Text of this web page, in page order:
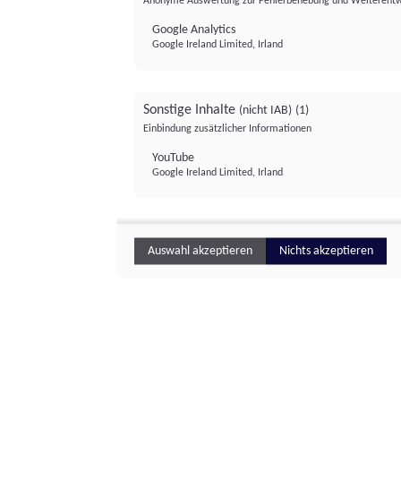
Google Analytics
Google Ireland Limited, Irland
Sonstige Inhalte (nicht IAB) (1)
Einbindung zusätzlicher Informationen
YouTube
Google Ireland Limited, Irland
Auswahl akzeptieren Nichts akzeptieren